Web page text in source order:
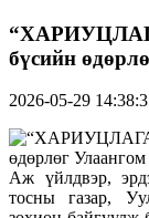
бүсийн
2026-05-29
Аж үйлдвэр,
тосны газар,